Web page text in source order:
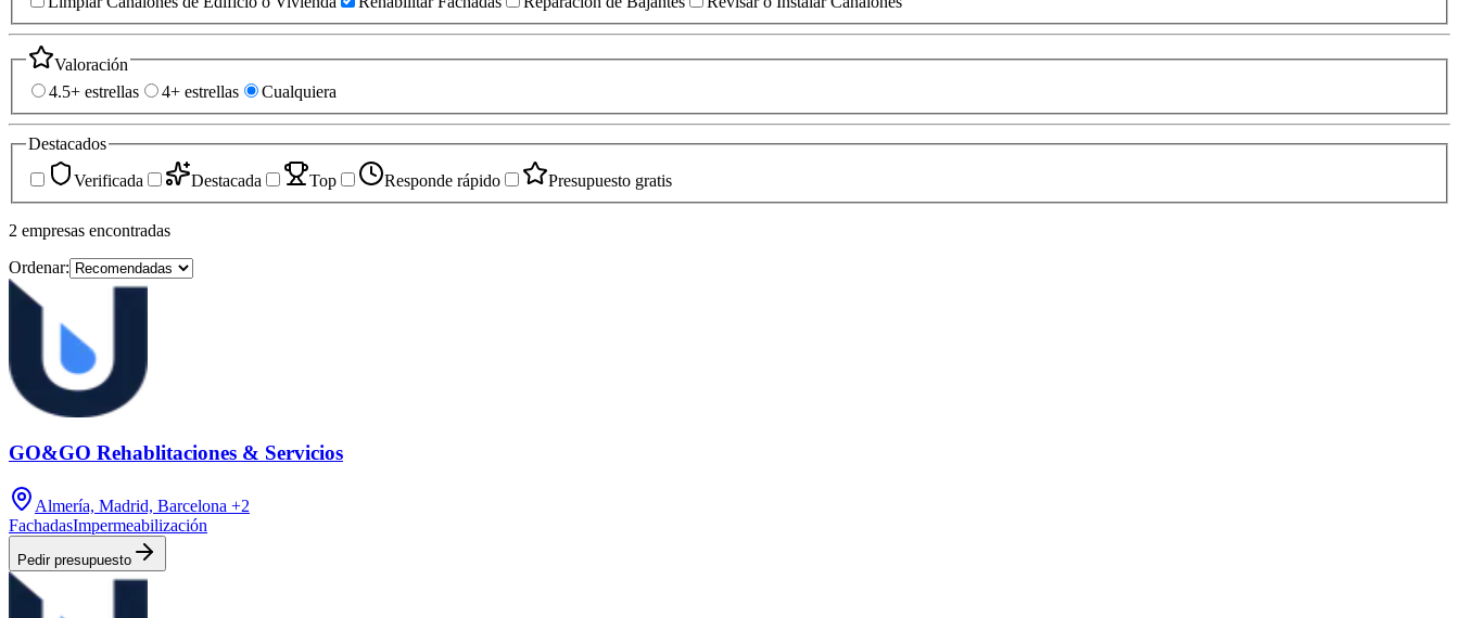
Valoración
4.5+ estrellas
4+ estrellas Cualquiera
Destacados
Verificada
Destacada Top Responde rápido Presupuesto gratis
2 empresas encontradas
Ordenar:
GO&GO Rehablitaciones & Servicios
Almería, Madrid, Barcelona +2
FachadasImpermeabilización
Pedir presupuesto